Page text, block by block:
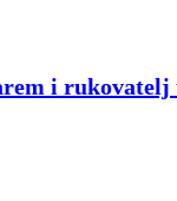
i rukovatelj